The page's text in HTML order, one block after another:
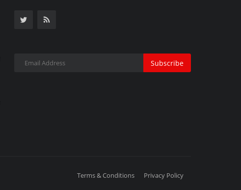
Subscribe
Terms & Conditions Privacy Policy